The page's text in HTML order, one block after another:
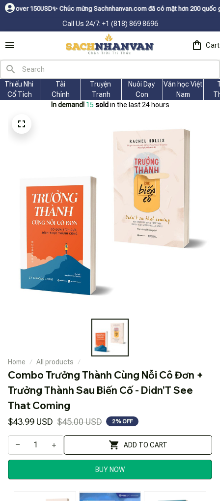
✨ Chúc mừng Sachnhanvan.com đã có mặt hơn 200 quốc gia như Mỹ,
Call Us 24/7: +1 (818) 869 8696
Cart
Thiếu Nhi
Cổ Tích
Tài
Chính
Truyện
Tranh
Nuôi Dạy
Con
Văn học Việt
Nam
In demand! 15 sold in the last 24 hours
Home All products
Combo Trưởng Thành Cùng Nỗi Cô Đơn +
Trưởng Thành Sau Biến Cố - Didn'T See
That Coming
$43.99 USD $45.00 USD 2% OFF
ADD TO CART
BUY NOW